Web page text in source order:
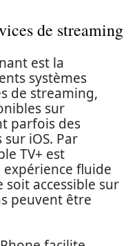
de streaming
est la
systèmes
de streaming,
sur
parfois des
iOS. Par
TV+ est
fluide
soit accessible sur
peuvent être